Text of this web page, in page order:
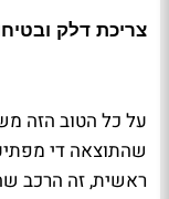
צריכת דלק
על כל הטוב הזה
שהתוצאה די
ראשית, זה הרכב